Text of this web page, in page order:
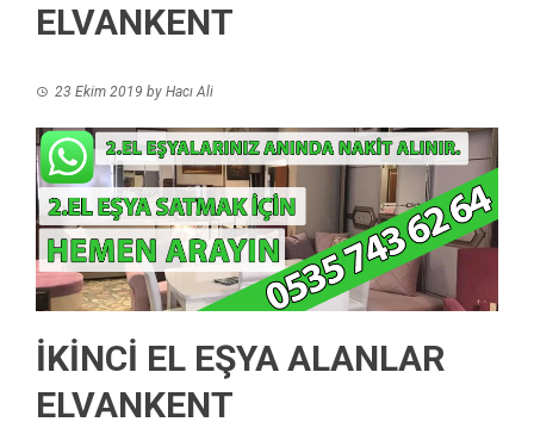
ELVANKENT
23 Ekim 2019 by Hacı Ali
İKİNCİ EL EŞYA ALANLAR
ELVANKENT